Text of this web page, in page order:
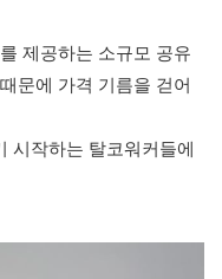
제공하는 소규모 공유
문에 가격 기름을 걷어
시작하는 탈코워커들에